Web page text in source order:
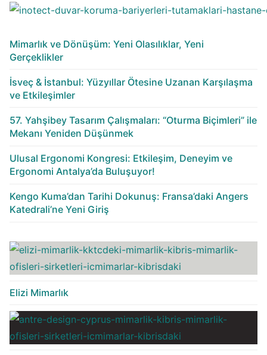
Mimarlık ve Dönüşüm: Yeni Olasılıklar, Yeni
Gerçeklikler
İsveç & İstanbul: Yüzyıllar Ötesine Uzanan Karşılaşma
ve Etkileşimler
57. Yahşibey Tasarım Çalışmaları: “Oturma Biçimleri” ile
Mekanı Yeniden Düşünmek
Ulusal Ergonomi Kongresi: Etkileşim, Deneyim ve
Ergonomi Antalya’da Buluşuyor!
Kengo Kuma’dan Tarihi Dokunuş: Fransa’daki Angers
Katedrali’ne Yeni Giriş
Elizi Mimarlık